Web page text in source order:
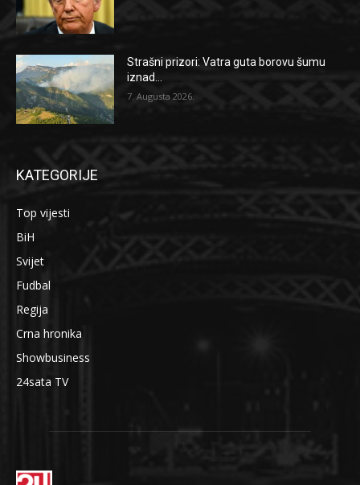
Strašni prizori: Vatra guta borovu šumu
iznad...
7. Augusta 2026.
KATEGORIJE
Top vijesti
BiH
Svijet
Fudbal
Regija
Crna hronika
Showbusiness
24sata TV